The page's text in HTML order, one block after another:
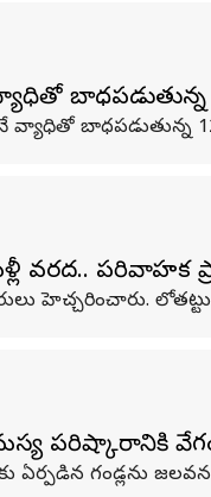
బాధపడుతున్న 12
వరద.. పరివాహక
లోతట్టు
పరిష్కారానికి
గండ్లను